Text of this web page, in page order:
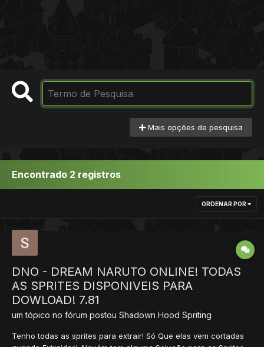
Mais opções de pesquisa
Encontrado 2 registros
ORDENAR POR
DNO - DREAM NARUTO ONLINE! TODAS
AS SPRITES DISPONIVEIS PARA
DOWLOAD! 7.81
um tópico no fórum postou Shadown Hood Spriting
Tenho todas as sprites para extrair! Só Que elas vem cortadas